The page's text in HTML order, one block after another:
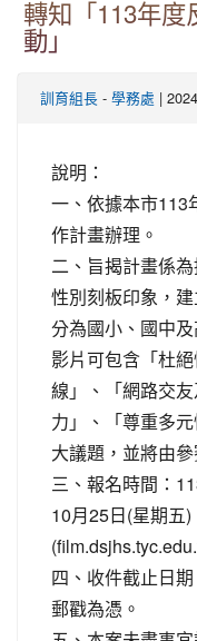
轉知「113年度
動」
訓育組長 - 學務處 |
說明：
一、依據本市113
作計畫辦理。
二、旨揭計畫係
性別刻板印象，
分為國小、國中
影片可包含「杜
線」、「網路交
力」、「尊重多
大議題，並將由
三、報名時間：
10月25日(星期五
四、收件截止日
郵戳為憑。